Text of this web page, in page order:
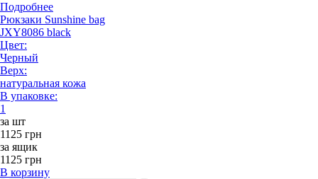
Подробнее
Рюкзаки Sunshine bag
JXY8086 black
Цвет:
Черный
Верх:
натуральная кожа
В упаковке:
1
за шт
1125 грн
за ящик
1125 грн
В корзину